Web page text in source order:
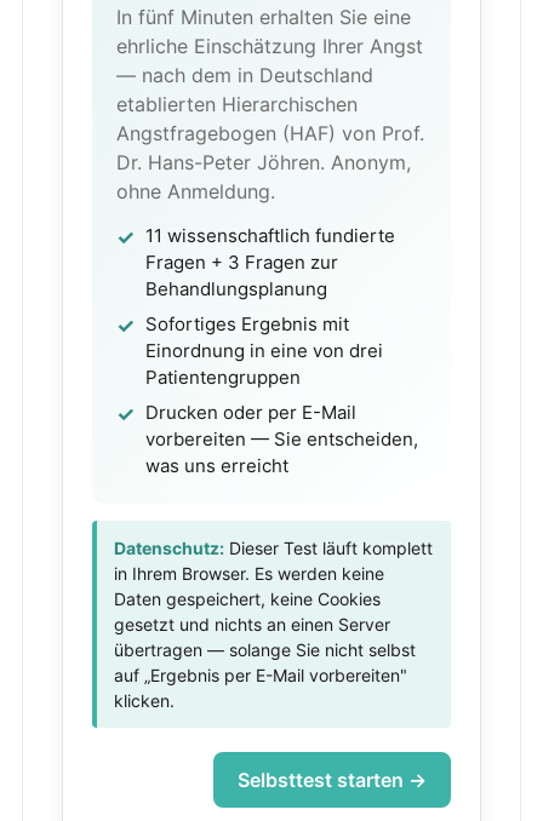
In fünf Minuten erhalten Sie eine
ehrliche Einschätzung Ihrer Angst
— nach dem in Deutschland
etablierten Hierarchischen
Angstfragebogen (HAF) von Prof.
Dr. Hans-Peter Jöhren. Anonym,
ohne Anmeldung.
11 wissenschaftlich fundierte
Fragen + 3 Fragen zur
Behandlungsplanung
Sofortiges Ergebnis mit
Einordnung in eine von drei
Patientengruppen
Drucken oder per E-Mail
vorbereiten — Sie entscheiden,
was uns erreicht
Datenschutz: Dieser Test läuft komplett
in Ihrem Browser. Es werden keine
Daten gespeichert, keine Cookies
gesetzt und nichts an einen Server
übertragen — solange Sie nicht selbst
auf „Ergebnis per E-Mail vorbereiten"
klicken.
Selbsttest starten →